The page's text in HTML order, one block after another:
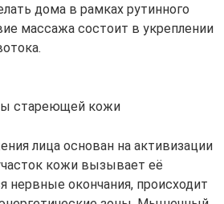
дома в рамках рутинного
массажа состоит в укреплении
стареющей кожи
лица основан на активизации
кожи вызывает её
нервные окончания, происходит